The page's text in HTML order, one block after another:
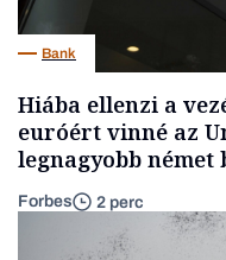
Bank
Hiába ellenzi a
euróért vinné az
legnagyobb német
Forbes 2 perc